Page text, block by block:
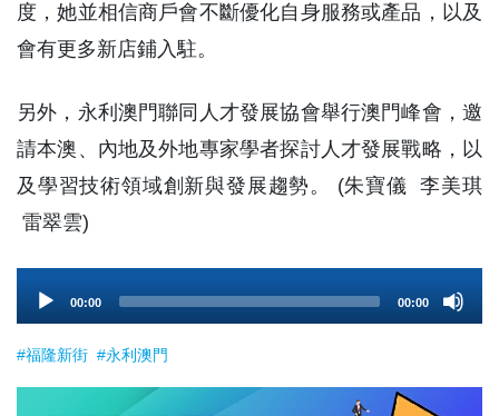
度，她並相信商戶會不斷優化自身服務或產品，以及
會有更多新店鋪入駐。
另外，永利澳門聯同人才發展協會舉行澳門峰會，邀
請本澳、內地及外地專家學者探討人才發展戰略，以
及學習技術領域創新與發展趨勢。 (朱寶儀 李美琪
雷翠雲)
Player
00:00 00:00
#福隆新街 #永利澳門